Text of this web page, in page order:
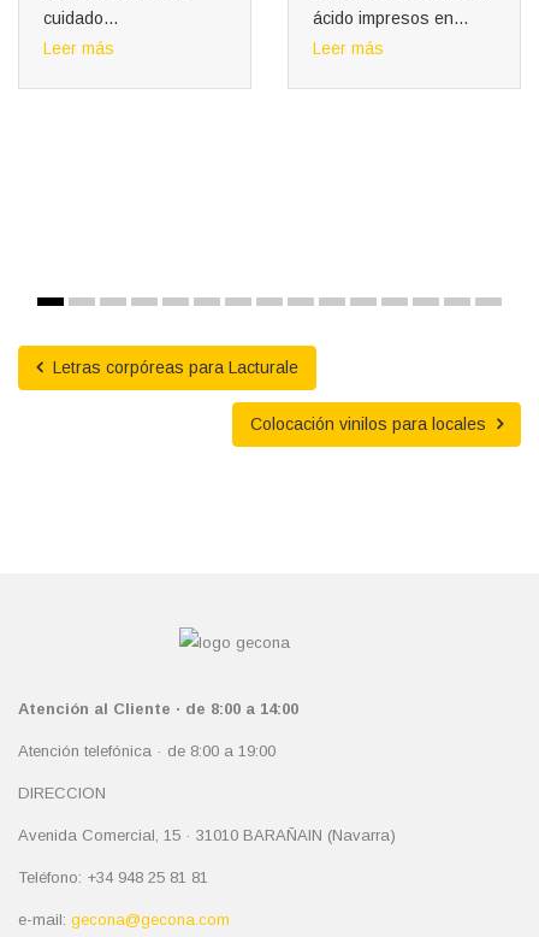
ácido impresos en...
Leer más
propio ritmo… y su
propio espacio. Por
Letras corpóreas para Lacturale
Colocación vinilos para locales
Atención al Cliente · de 8:00 a 14:00
Atención telefónica · de 8:00 a 19:00
DIRECCION
Avenida Comercial, 15 · 31010 BARAÑAIN (Navarra)
Teléfono: +34 948 25 81 81
e-mail: gecona@gecona.com